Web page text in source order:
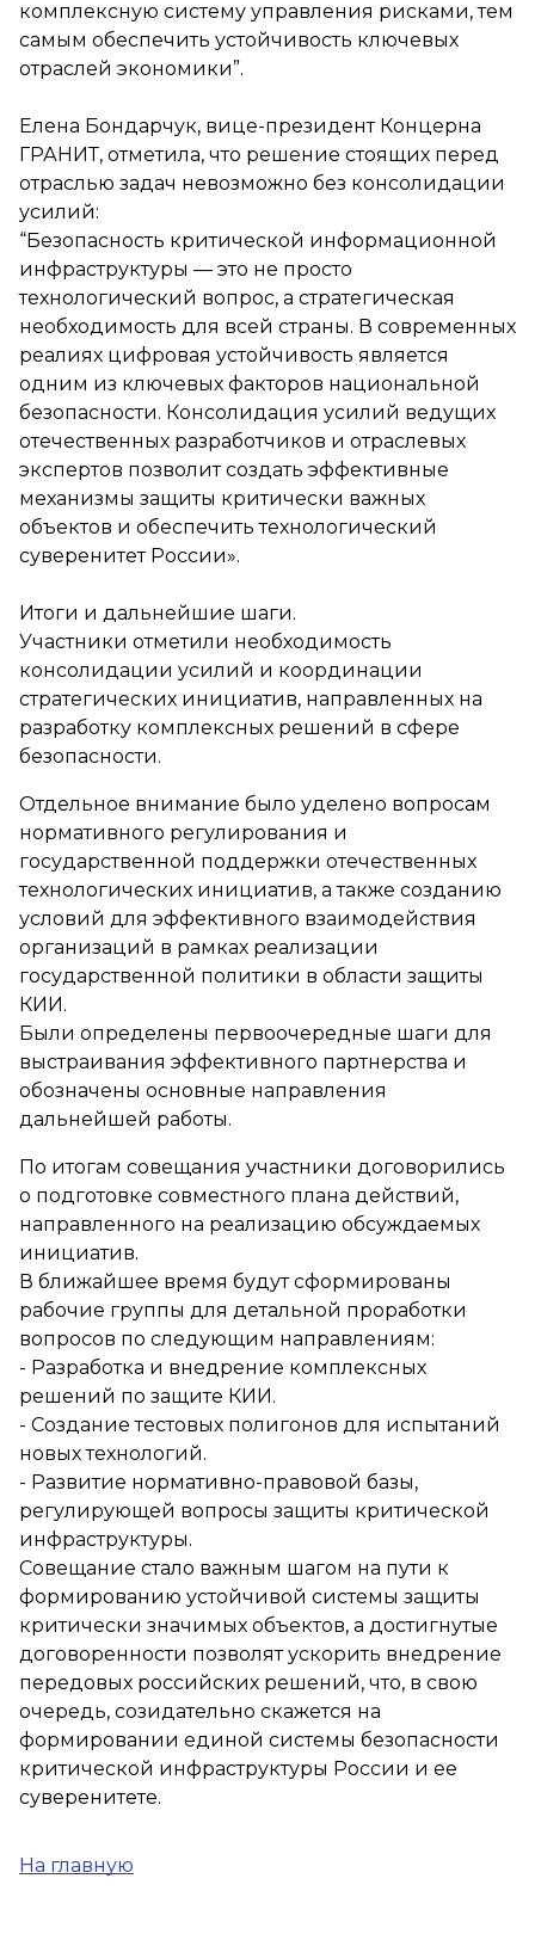
комплексную систему управления рисками, тем
самым обеспечить устойчивость ключевых
отраслей экономики”.
Елена Бондарчук, вице-президент Концерна
ГРАНИТ, отметила, что решение стоящих перед
отраслью задач невозможно без консолидации
усилий:
“Безопасность критической информационной
инфраструктуры — это не просто
технологический вопрос, а стратегическая
необходимость для всей страны. В современных
реалиях цифровая устойчивость является
одним из ключевых факторов национальной
безопасности. Консолидация усилий ведущих
отечественных разработчиков и отраслевых
экспертов позволит создать эффективные
механизмы защиты критически важных
объектов и обеспечить технологический
суверенитет России».
Итоги и дальнейшие шаги.
Участники отметили необходимость
консолидации усилий и координации
стратегических инициатив, направленных на
разработку комплексных решений в сфере
безопасности.
Отдельное внимание было уделено вопросам
нормативного регулирования и
государственной поддержки отечественных
технологических инициатив, а также созданию
условий для эффективного взаимодействия
организаций в рамках реализации
государственной политики в области защиты
КИИ.
Были определены первоочередные шаги для
выстраивания эффективного партнерства и
обозначены основные направления
дальнейшей работы.
По итогам совещания участники договорились
о подготовке совместного плана действий,
направленного на реализацию обсуждаемых
инициатив.
В ближайшее время будут сформированы
рабочие группы для детальной проработки
вопросов по следующим направлениям:
- Разработка и внедрение комплексных
решений по защите КИИ.
- Создание тестовых полигонов для испытаний
новых технологий.
- Развитие нормативно-правовой базы,
регулирующей вопросы защиты критической
инфраструктуры.
Совещание стало важным шагом на пути к
формированию устойчивой системы защиты
критически значимых объектов, а достигнутые
договоренности позволят ускорить внедрение
передовых российских решений, что, в свою
очередь, созидательно скажется на
формировании единой системы безопасности
критической инфраструктуры России и ее
суверенитете.
На главную